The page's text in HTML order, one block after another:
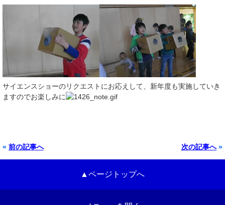
サイエンスショーのリクエストにお応えして、新年度も実施していき
ますのでお楽しみに
« 前の記事へ 次の記事へ»
▲ページトップへ